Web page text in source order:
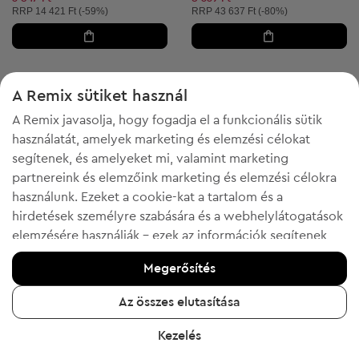
Ajánlott ár:
RRP 14 421 Ft (-59%) Ajánlott ár:
RRP 43 637 Ft (-80%)
13
FILA XL FILA M
Férfi sportpóló
A Remix sütiket használ
A Remix javasolja, hogy fogadja el a funkcionális sütik
használatát, amelyek marketing és elemzési célokat
segítenek, és amelyeket mi, valamint marketing
partnereink és elemzőink marketing és elemzési célokra
használunk. Ezeket a cookie-kat a tartalom és a
hirdetések személyre szabására és a webhelylátogatások
elemzésére használják - ezek az információk segítenek
megmutatni az ön által kedvelt termékeket. Ha egyetért,
kérjük, erősítse meg az "Igen, elfogadom" gombra
kattintva.
További információért kattintson a "Tudjon meg többet"
gombra, vagy keresse fel az "Adatvédelmi és sütikre
Megerősítés
Az összes elutasítása
Kezelés